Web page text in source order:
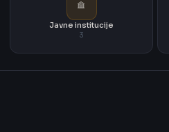
Javne institucije
3